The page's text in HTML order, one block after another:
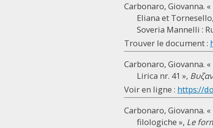
Carbonaro, Giovanna.
Eliana et
Soveria Mannelli :
Trouver le document :
Carbonaro, Giovanna.
Lirica nr. 41 »,
Voir en ligne : https://
Carbonaro, Giovanna.
filologiche », Le